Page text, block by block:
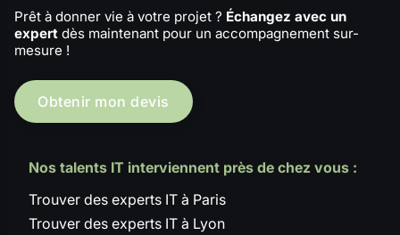
Prêt à donner vie à votre projet ? Échangez avec un
expert dès maintenant pour un accompagnement sur-
mesure !
Obtenir mon devis
Nos talents IT interviennent près de chez vous :
Trouver des experts IT à Paris
Trouver des experts IT à Lyon